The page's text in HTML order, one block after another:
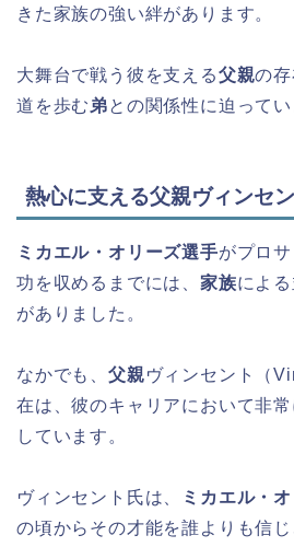
きた家族の強い絆があります。
大舞台で戦う彼を支える父親の
道を歩む弟との関係性に迫ってい
熱心に支える父親ヴィンセ
ミカエル・オリーズ選手がプロ
功を収めるまでには、 家族によ
がありました。
なかでも、 父親ヴィンセント（
在は、彼のキャリアにおいて非
しています。
ヴィンセント氏は、 ミカエル・
の頃からその才能を誰よりも信